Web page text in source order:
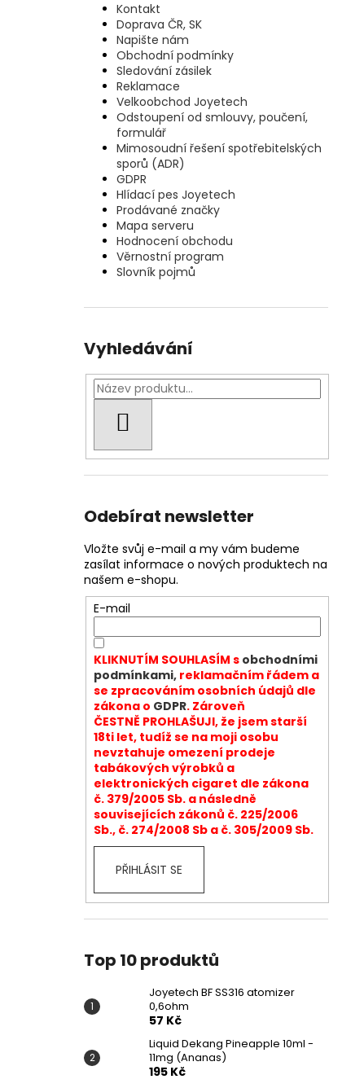
Kontakt
Doprava ČR, SK
Napište nám
Obchodní podmínky
Sledování zásilek
Reklamace
Velkoobchod Joyetech
Odstoupení od smlouvy, poučení,
formulář
Mimosoudní řešení spotřebitelských
sporů (ADR)
GDPR
Hlídací pes Joyetech
Prodávané značky
Mapa serveru
Hodnocení obchodu
Věrnostní program
Slovník pojmů
Vyhledávání
Odebírat newsletter
Vložte svůj e-mail a my vám budeme
zasílat informace o nových produktech na
našem e-shopu.
E-mail
KLIKNUTÍM SOUHLASÍM s obchodními
podmínkami,reklamačním řádem a
se zpracováním osobních údajů dle
zákona o GDPR. Zároveň
ČESTNĚ PROHLAŠUJI, že jsem starší
18ti let, tudíž se na moji osobu
nevztahuje omezení prodeje
tabákových výrobků a
elektronických cigaret dle zákona
č. 379/2005 Sb. a následně
souvisejících zákonů č. 225/2006
Sb., č. 274/2008 Sb a č. 305/2009 Sb.
PŘIHLÁSIT SE
Top 10 produktů
Joyetech BF SS316 atomizer
0,6ohm
57 Kč
Liquid Dekang Pineapple 10ml -
11mg (Ananas)
195 Kč